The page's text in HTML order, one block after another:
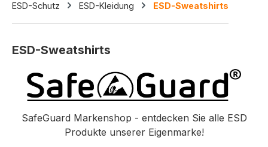
ESD-Schutz ESD-Kleidung ESD-Sweatshirts
ESD-Sweatshirts
SafeGuard Markenshop - entdecken Sie alle ESD
Produkte unserer Eigenmarke!